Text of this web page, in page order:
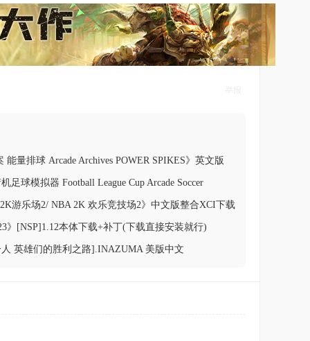
能量排球 Arcade Archives POWER SPIKES》英文版
足球模拟器 Football League Cup Arcade Soccer
下载
游乐场2/ NBA 2K 欢乐竞技场2》中文版整合XCI下载
》[NSP]1.12本体下载+补丁(下载直接安装就行)
英雄们的胜利之路].INAZUMA 美版中文